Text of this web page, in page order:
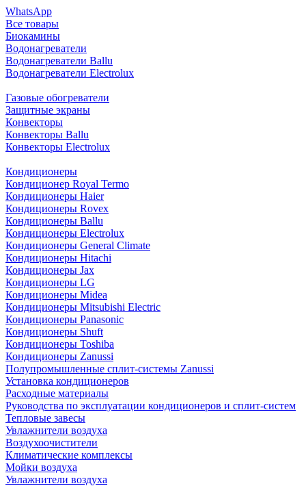
WhatsApp
Все товары
Биокамины
Водонагреватели
Водонагреватели Ballu
Водонагреватели Electrolux
Газовые обогреватели
Защитные экраны
Конвекторы
Конвекторы Ballu
Конвекторы Electrolux
Кондиционеры
Кондиционер Royal Termo
Кондиционеры Haier
Кондиционеры Rovex
Кондиционеры Ballu
Кондиционеры Electrolux
Кондиционеры General Climate
Кондиционеры Hitachi
Кондиционеры Jax
Кондиционеры LG
Кондиционеры Midea
Кондиционеры Mitsubishi Electric
Кондиционеры Panasonic
Кондиционеры Shuft
Кондиционеры Toshiba
Кондиционеры Zanussi
Полупромышленные сплит-системы Zanussi
Установка кондиционеров
Расходные материалы
Руководства по эксплуатации кондиционеров и сплит-систем
Тепловые завесы
Увлажнители воздуха
Воздухоочистители
Климатические комплексы
Мойки воздуха
Увлажнители воздуха